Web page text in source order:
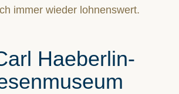
immer wieder lohnenswert.
Haeberlin-